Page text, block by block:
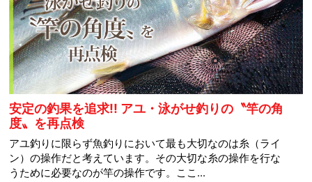
安定の釣果を追求!! アユ・泳がせ釣りの〝竿の角
度〟を再点検
アユ釣りに限らず魚釣りにおいて最も大切なのは糸（ライ
ン）の操作だと考えています。その大切な糸の操作を行な
うために必要なのが竿の操作です。ここ...